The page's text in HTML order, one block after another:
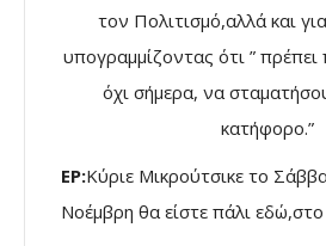
τον Πολιτισμό,αλλά και
υπογραμμίζοντας ότι ” πρέπει
όχι σήμερα, να
κατήφορο.”
ΕΡ:Κύριε Μικρούτσικε το
Νοέμβρη θα είστε πάλι